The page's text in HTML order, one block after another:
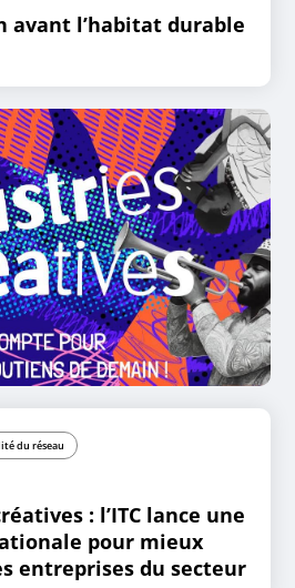
avant l’habitat durable
du réseau
: l’ITC lance une
pour mieux
entreprises du secteur